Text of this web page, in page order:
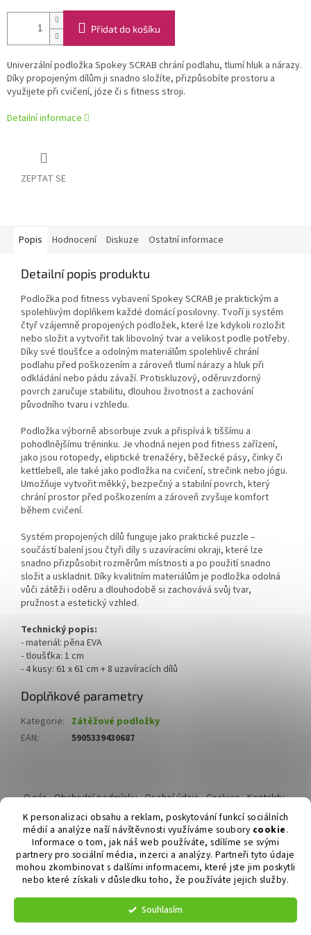
K personalizaci obsahu a reklam, poskytování funkcí sociálních
médií a analýze naší návštěvnosti využíváme soubory cookie.
Informace o tom, jak náš web používáte, sdílíme se svými
partnery pro sociální média, inzerci a analýzy. Partneři tyto údaje
mohou zkombinovat s dalšími informacemi, které jste jim poskytli
nebo které získali v důsledku toho, že používáte jejich služby.
Souhlasím
Přidat do košíku
Univerzální podložka Spokey SCRAB chrání podlahu, tlumí hluk a nárazy.
Díky propojeným dílům ji snadno složíte, přizpůsobíte prostoru a
využijete při cvičení, józe či s fitness stroji.
Detailní informace
ZEPTAT SE
Popis Hodnocení Diskuze Ostatní informace
Detailní popis produktu
Podložka pod fitness vybavení Spokey SCRAB je praktickým a
spolehlivým doplňkem každé domácí posilovny. Tvoří ji systém
čtyř vzájemně propojených podložek, které lze kdykoli rozložit
nebo složit a vytvořit tak libovolný tvar a velikost podle potřeby.
Díky své tloušťce a odolným materiálům spolehlivě chrání
podlahu před poškozením a zároveň tlumí nárazy a hluk při
odkládání nebo pádu závaží. Protiskluzový, oděruvzdorný
povrch zaručuje stabilitu, dlouhou životnost a zachování
původního tvaru i vzhledu.
Podložka výborně absorbuje zvuk a přispívá k tiššímu a
pohodlnějšímu tréninku. Je vhodná nejen pod fitness zařízení,
jako jsou rotopedy, eliptické trenažéry, běžecké pásy, činky či
kettlebell, ale také jako podložka na cvičení, strečink nebo jógu.
Umožňuje vytvořit měkký, bezpečný a stabilní povrch, který
chrání prostor před poškozením a zároveň zvyšuje komfort
během cvičení.
Systém propojených dílů funguje jako praktické puzzle –
součástí balení jsou čtyři díly s uzavíracími okraji, které lze
snadno přizpůsobit rozměrům místnosti a po použití snadno
složit a uskladnit. Díky kvalitním materiálům je podložka odolná
vůči zátěži i oděru a dlouhodobě si zachovává svůj tvar,
pružnost a estetický vzhled.
Technický popis:
- materiál: pěna EVA
- tloušťka: 1 cm
- 4 kusy: 61 x 61 cm + 8 uzavíracích dílů
Doplňkové parametry
Kategorie: Zátěžové podložky
EAN: 5905339430687
á
p
O nás Obchodní podmínky Osobní údaje Cookies Kontakty
Reklamační řád
Vytvořil Shoptet
Copyright 2026Duvlan.cz. Všechna práva vyhrazena.Upravit